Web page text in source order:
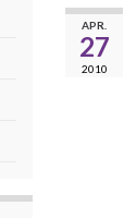
APR.
27
2010